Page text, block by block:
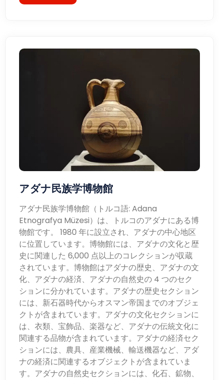
アダナ民族学博物館
アダナ民族学博物館（トルコ語: Adana
Etnografya Müzesi）は、トルコのアダナにある博
物館です。 1980 年に設立され、アダナの中心地区
に位置しています。博物館には、アダナの文化と歴
史に関連した 6,000 点以上のコレクションが収蔵
されています。博物館はアダナの歴史、アダナの文
化、アダナの経済、アダナの自然史の 4 つのセク
ションに分かれています。アダナの歴史セクション
には、新石器時代からオスマン帝国までのオブジェ
クトが含まれています。アダナの文化セクションに
は、衣類、宝飾品、楽器など、アダナの伝統文化に
関連する品物が含まれています。アダナの経済セク
ションには、農具、産業機械、輸送機器など、アダ
ナの経済に関連するオブジェクトが含まれていま
す。アダナの自然史セクションには、化石、鉱物、